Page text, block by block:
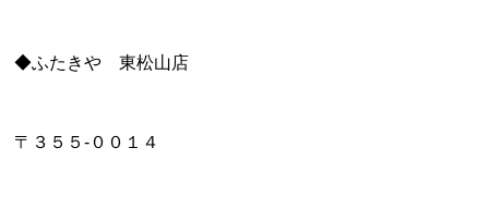
◆ふたきや 東松山店
〒３５５-００１４